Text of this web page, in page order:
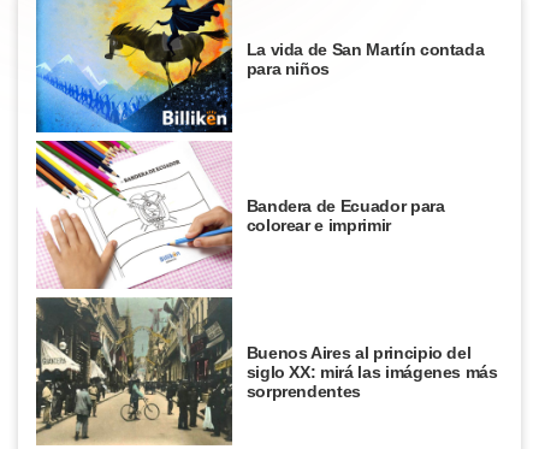
La vida de San Martín contada
para niños
Bandera de Ecuador para
colorear e imprimir
Buenos Aires al principio del
siglo XX: mirá las imágenes más
sorprendentes